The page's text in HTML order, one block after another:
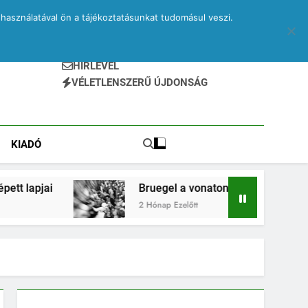
HÍRLEVÉL
VÉLETLENSZERŰ ÚJDONSÁG
KIADÓ
Bruegel a vonaton – egy elveszett
2 Hónap Ezelőtt
ön a tájékoztatásunkat tudomásul veszi.